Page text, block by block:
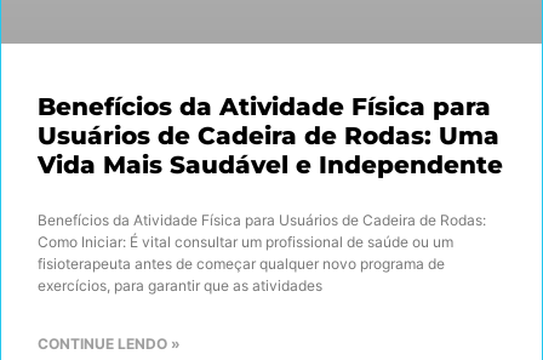
Benefícios da Atividade Física para
Usuários de Cadeira de Rodas: Uma
Vida Mais Saudável e Independente
Benefícios da Atividade Física para Usuários de Cadeira de Rodas:
Como Iniciar: É vital consultar um profissional de saúde ou um
fisioterapeuta antes de começar qualquer novo programa de
exercícios, para garantir que as atividades
CONTINUE LENDO »